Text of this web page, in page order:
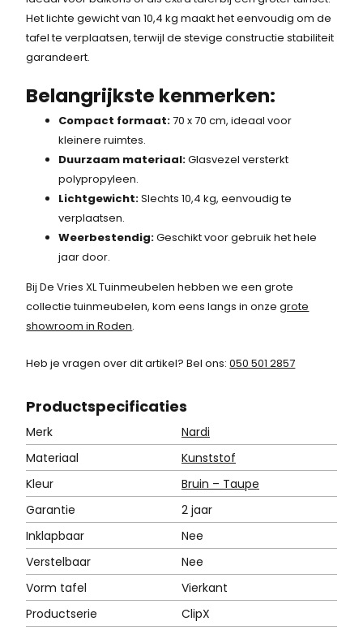
s
w
a
2
7
2
,
-
.
-
Het lichte gewicht van 10,4 kg maakt het eenvoudig om de
tafel te verplaatsen, terwijl de stevige constructie stabiliteit
garandeert.
Belangrijkste kenmerken:
Compact formaat:70 x 70 cm, ideaal voor
kleinere ruimtes.
Duurzaam materiaal:Glasvezel versterkt
polypropyleen.
Lichtgewicht:Slechts 10,4 kg, eenvoudig te
verplaatsen.
Weerbestendig:Geschikt voor gebruik het hele
jaar door.
Bij De Vries XL Tuinmeubelen hebben we een grote
collectie tuinmeubelen, kom eens langs in onzegrote
showroom in Roden.
Heb je vragen over dit artikel? Bel ons:050 501 2857
Productspecificaties
Merk
Nardi
Materiaal
Kunststof
Kleur
Bruin – Taupe
Garantie
2 jaar
Inklapbaar
Nee
Verstelbaar
Nee
Vorm tafel
Vierkant
Productserie
ClipX